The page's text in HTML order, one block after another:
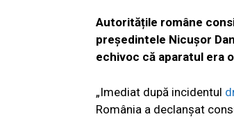
Autoritățile române
președintele Nicușor
echivoc că aparatul era
„Imediat după incidentul
România a declanşat